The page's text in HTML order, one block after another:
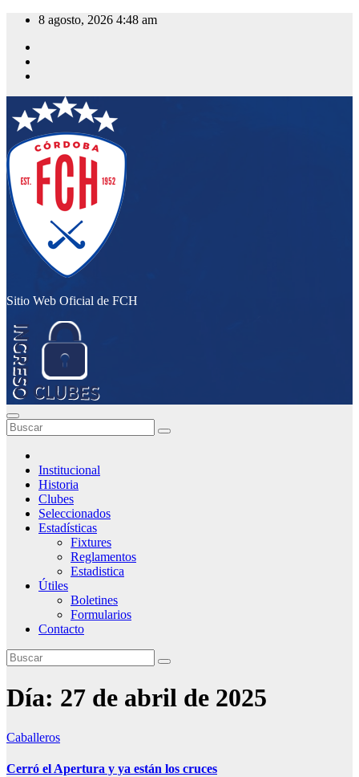
Saltar
contenido
8 agosto, 2026 4:48 am
Sitio Web Oficial de FCH
Institucional
Historia
Clubes
Seleccionados
Estadísticas
Fixtures
Reglamentos
Estadistica
Útiles
Boletines
Formularios
Contacto
Día: 27 de abril de 2025
Caballeros
Cerró el Apertura y ya están los cruces